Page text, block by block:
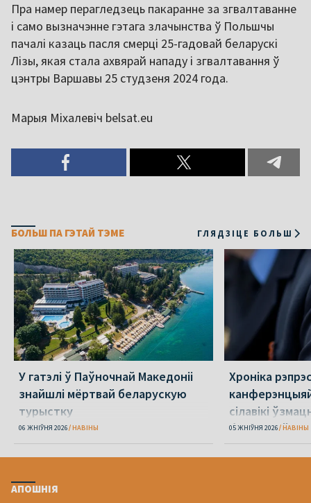
Пра намер перагледзець пакаранне за згвалтаванне
і само вызначэнне гэтага злачынства ў Польшчы
пачалі казаць пасля смерці 25-гадовай беларускі
Лізы, якая стала ахвярай нападу і згвалтавання ў
цэнтры Варшавы 25 студзеня 2024 года.
Марыя Міхалевіч belsat.eu
БОЛЬШ ПА ГЭТАЙ ТЭМЕ ГЛЯДЗІЦЕ БОЛЬШ
У гатэлі ў Паўночнай Македоніі
знайшлі мёртвай беларускую
турыстку
06 ЖНІЎНЯ 2026 НАВІНЫ
Хроніка
сілавікі
беларусаў
05 ЖНІЎНЯ 2026 НАВІНЫ
АПОШНІЯ